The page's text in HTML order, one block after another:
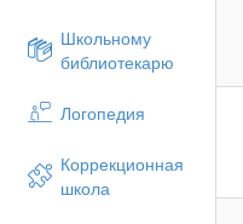
Школьному
библиотекарю
Логопедия
Коррекционная
школа